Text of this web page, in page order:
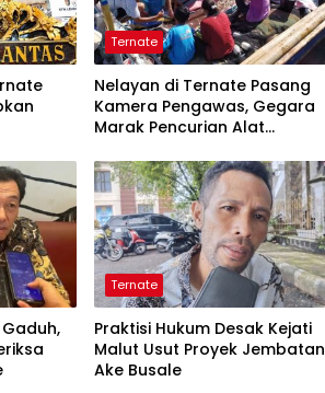
Ternate
Nelayan di Ternate Pasang
Kamera Pengawas, Gegara
Marak Pencurian Alat
Ternate
Praktisi Hukum Desak Kejati
Malut Usut Proyek Jembatan
Ake Busale